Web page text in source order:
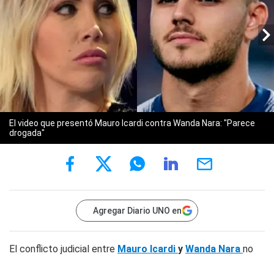
El video que presentó Mauro Icardi contra Wanda Nara: "Parece
drogada"
Agregar Diario UNO en
El conflicto judicial entre Mauro Icardi y Wanda Nara no